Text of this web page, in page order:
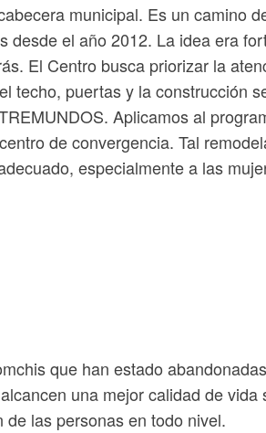
municipal. Es un camino
el año 2012. La idea era
El Centro busca priorizar la
techo, puertas y la construcción
Aplicamos al
de convergencia. Tal
especialmente a las
que han estado
una mejor calidad de
las personas en todo nivel.